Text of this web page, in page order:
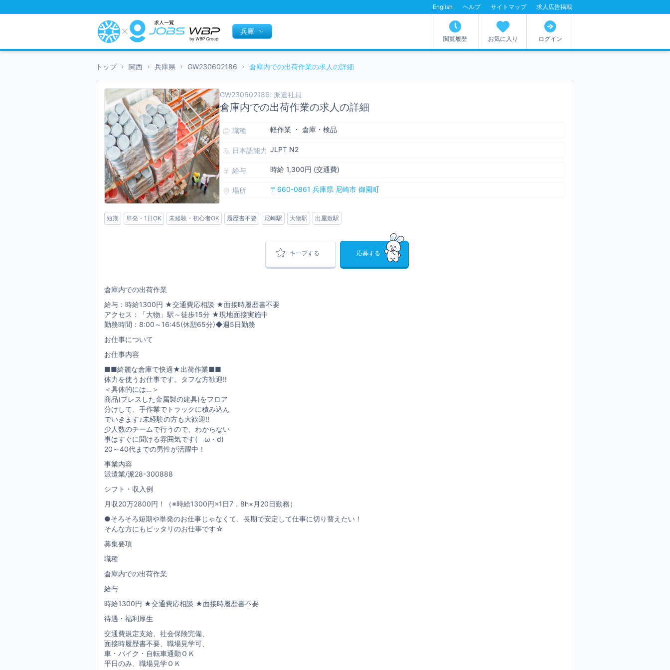
求人広告掲載
サイトマップ
ヘルプ
English
兵庫
ログイン
お気に入り
閲覧履歴
トップ 関西 兵庫県 GW230602186 倉庫内での出荷作業の求人の詳細
GW230602186: 派遣社員
倉庫内での出荷作業の求人の詳細
職種 軽作業 ・ 倉庫・検品
日本語能力 JLPT N2
給与 時給 1,300円 (交通費)
場所 〒660-0861 兵庫県 尼崎市 御園町
短期 単発・1日OK 未経験・初心者OK 履歴書不要 尼崎駅 大物駅 出屋敷駅
キープする 応募する
倉庫内での出荷作業
給与：時給1300円 ★交通費応相談 ★面接時履歴書不要
アクセス：「大物」駅～徒歩15分 ★現地面接実施中
勤務時間：8:00～16:45(休憩65分)◆週5日勤務
お仕事について
お仕事内容
■■綺麗な倉庫で快適★出荷作業■■
体力を使うお仕事です。タフな方歓迎!!
＜具体的には…＞
商品(プレスした金属製の建具)をフロア
分けして、手作業でトラックに積み込ん
でいきます♪未経験の方も大歓迎!!
少人数のチームで行うので、わからない
事はすぐに聞ける雰囲気です(ゝω・d)
20～40代までの男性が活躍中！
事業内容
派遣業/派28-300888
シフト・収入例
月収20万2800円！（※時給1300円×1日7．8h×月20日勤務）
●そろそろ短期や単発のお仕事じゃなくて、長期で安定して仕事に切り替えたい！
そんな方にもピッタリのお仕事です☆
募集要項
職種
倉庫内での出荷作業
給与
時給1300円 ★交通費応相談 ★面接時履歴書不要
待遇・福利厚生
交通費規定支給、社会保険完備、
面接時履歴書不要、職場見学可、
車・バイク・自転車通勤ＯＫ
平日のみ、職場見学ＯＫ